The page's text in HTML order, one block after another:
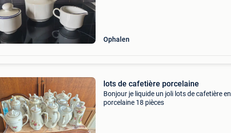
Ophalen
lots de cafetière porcelaine
Bonjour je liquide un joli lots de cafetière en
porcelaine 18 pièces